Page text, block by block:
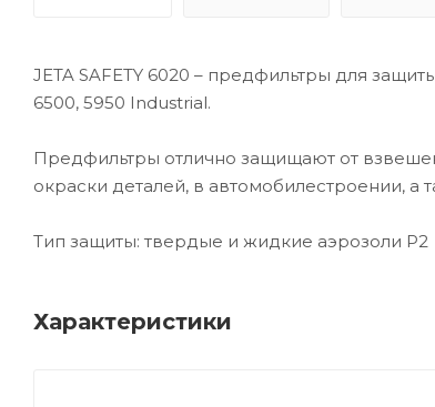
JETA SAFETY 6020 – предфильтры для
6500, 5950 Industrial.
Предфильтры отлично защищают от
окраски деталей, в автомобилестроении,
Тип защиты: твердые и жидкие аэрозоли P2
Характеристики